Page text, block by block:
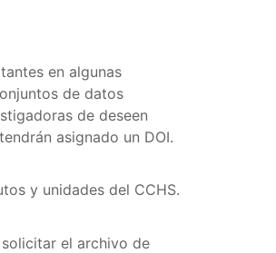
en algunas
de datos
de deseen
asignado un DOI.
y unidades del CCHS.
solicitar el archivo de